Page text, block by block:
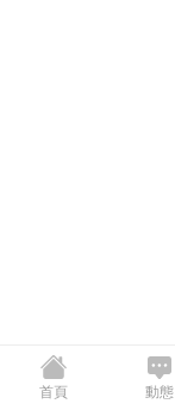
首頁 動態